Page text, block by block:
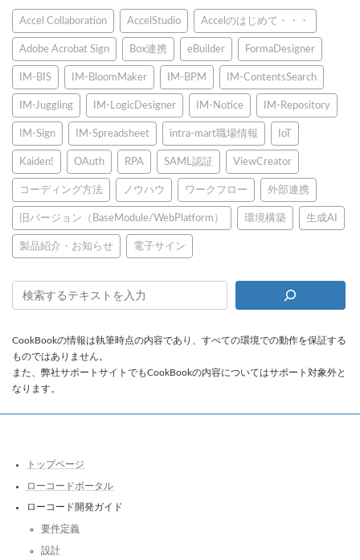
Accel Collaboration AccelStudio Accelのはじめて・・・
Adobe Acrobat Sign Box連携 eBuilder FormaDesigner
IM-BIS IM-BloomMaker IM-BPM IM-ContentsSearch
IM-Juggling IM-LogicDesigner IM-Notice IM-Repository
IM-Sign IM-Spreadsheet intra-mart職場情報 IoT
Kaiden! OAuth RPA SAML認証 ViewCreator
コーディング方法 ノウハウ ワークフロー 外部連携
旧バージョン（BaseModule/WebPlatform） 環境構築 生成AI
製品紹介・お知らせ 電子サイン
CookBookの情報は執筆時点の内容であり、すべての環境での動作を保証する
ものではありません。
また、弊社サポートサイトでもCookBookの内容についてはサポート対象外と
なります。
トップページ
ローコードポータル
ローコード開発ガイド
要件定義
設計